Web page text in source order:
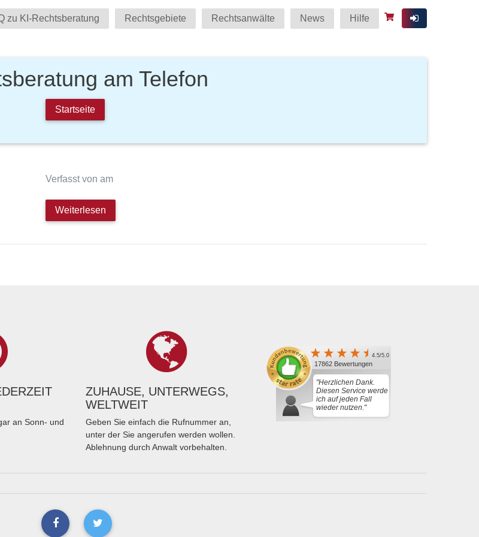
zu KI-Rechtsberatung Rechtsgebiete Rechtsanwälte News Hilfe
am Telefon
Startseite
Verfasst von am
Weiterlesen
an Sonn- und
ZUHAUSE, UNTERWEGS,
WELTWEIT
Geben Sie einfach die Rufnummer an,
unter der Sie angerufen werden wollen.
Ablehnung durch Anwalt vorbehalten.
4.5/5.0
17862 Bewertungen
"Herzlichen Dank.
Diesen Service werde
ich auf jeden Fall
wieder nutzen."